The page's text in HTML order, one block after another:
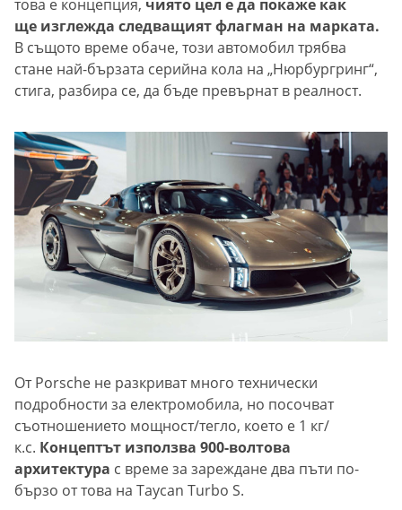
това е концепция, чиято цел е да покаже как
ще изглежда следващият флагман на марката.
В същото време обаче, този автомобил трябва
стане най-бързата серийна кола на „Нюрбургринг“,
стига, разбира се, да бъде превърнат в реалност.
От Porsche не разкриват много технически
подробности за електромобила, но посочват
съотношението мощност/тегло, което е 1 кг/
к.с. Концептът използва 900-волтова
архитектура с време за зареждане два пъти по-
бързо от това на Taycan Turbo S.